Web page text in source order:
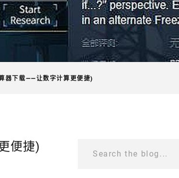
器下载——让数字计算更便捷)
便捷)
Search the blog...